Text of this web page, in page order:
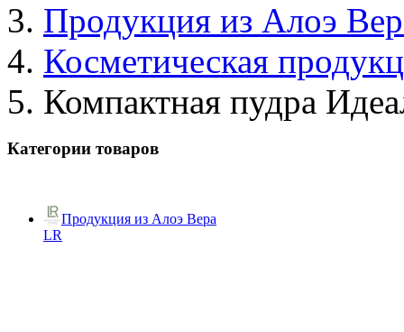
Продукция из Алоэ
Косметическая
Компактная пудра
Категории товаров
Продукция из Алоэ Вера
LR